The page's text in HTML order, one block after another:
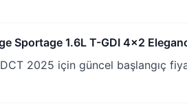
Sportage 1.6L T-GDI 4x2
2025 için güncel başlangıç